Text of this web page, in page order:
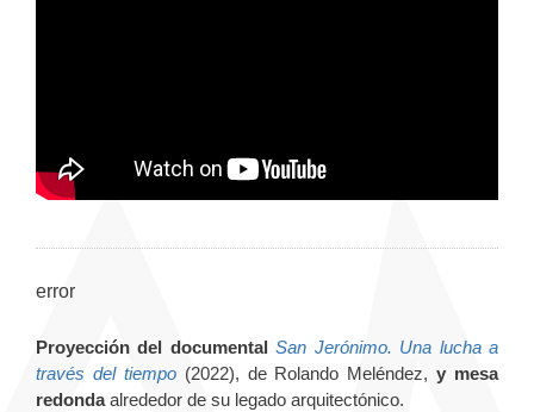
error
Proyección del documental San Jerónimo. Una lucha a
través del tiempo (2022), de Rolando Meléndez,y mesa
redondaalrededor de su legado arquitectónico.